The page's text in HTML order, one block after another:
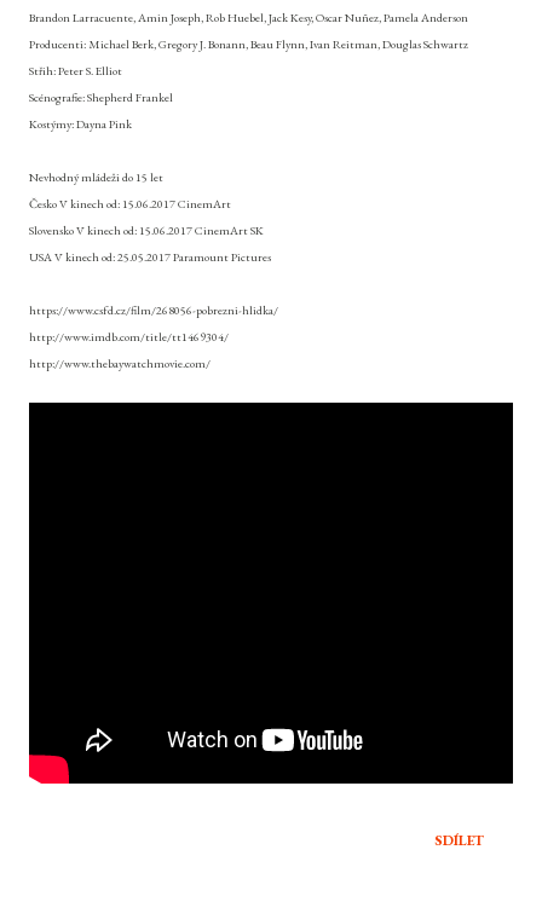
Brandon Larracuente, Amin Joseph, Rob Huebel, Jack Kesy, Oscar Nuñez, Pamela Anderson
Producenti: Michael Berk, Gregory J. Bonann, Beau Flynn, Ivan Reitman, Douglas Schwartz
Střih: Peter S. Elliot
Scénografie: Shepherd Frankel
Kostýmy: Dayna Pink
Nevhodný mládeži do 15 let
Česko V kinech od: 15.06.2017 CinemArt
Slovensko V kinech od: 15.06.2017 CinemArt SK
USA V kinech od:25.05.2017 Paramount Pictures
https://www.csfd.cz/film/268056-pobrezni-hlidka/
http://www.imdb.com/title/tt1469304/
http://www.thebaywatchmovie.com/
SDÍLET